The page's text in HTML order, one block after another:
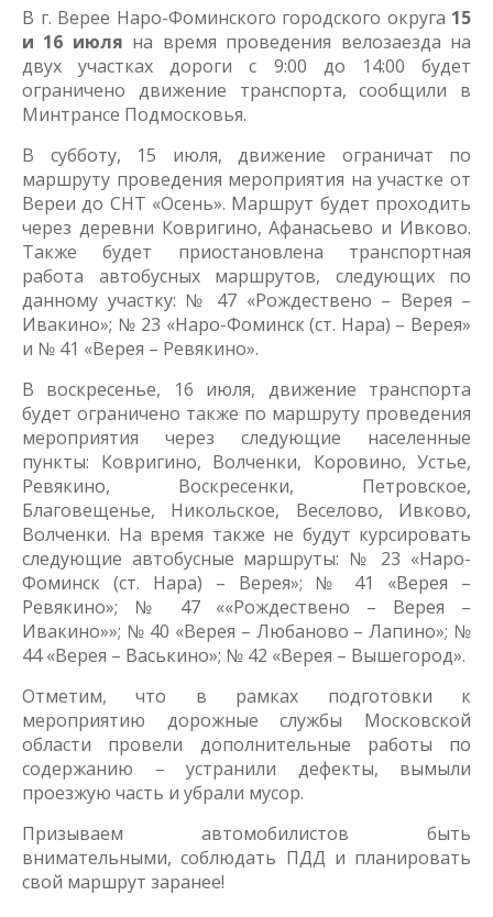
В г. Верее Наро-Фоминского городского округа 15
и 16 июля на время проведения велозаезда на
двух участках дороги с 9:00 до 14:00 будет
ограничено движение транспорта, сообщили в
Минтрансе Подмосковья.
В субботу, 15 июля, движение ограничат по
маршруту проведения мероприятия на участке от
Вереи до СНТ «Осень». Маршрут будет проходить
через деревни Ковригино, Афанасьево и Ивково.
Также будет приостановлена транспортная
работа автобусных маршрутов, следующих по
данному участку: № 47 «Рождествено – Верея –
Ивакино»; № 23 «Наро-Фоминск (ст. Нара) – Верея»
и № 41 «Верея – Ревякино».
В воскресенье, 16 июля, движение транспорта
будет ограничено также по маршруту проведения
мероприятия через следующие населенные
пункты: Ковригино, Волченки, Коровино, Устье,
Ревякино, Воскресенки, Петровское,
Благовещенье, Никольское, Веселово, Ивково,
Волченки. На время также не будут курсировать
следующие автобусные маршруты: № 23 «Наро-
Фоминск (ст. Нара) – Верея»; № 41 «Верея –
Ревякино»; № 47 ««Рождествено – Верея –
Ивакино»»; № 40 «Верея – Любаново – Лапино»; №
44 «Верея – Васькино»; № 42 «Верея – Вышегород».
Отметим, что в рамках подготовки к
мероприятию дорожные службы Московской
области провели дополнительные работы по
содержанию – устранили дефекты, вымыли
проезжую часть и убрали мусор.
Призываем автомобилистов быть
внимательными, соблюдать ПДД и планировать
свой маршрут заранее!